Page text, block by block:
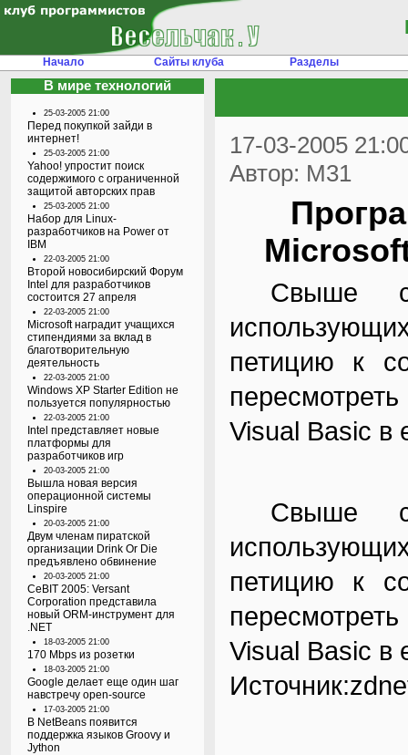
Начало Сайты клуба Разделы
В мире технологий
25-03-2005 21:00
Перед покупкой зайди в
интернет!
25-03-2005 21:00
Yahoo! упростит поиск
содержимого с ограниченной
защитой авторских прав
25-03-2005 21:00
Набор для Linux-
разработчиков на Power от
IBM
22-03-2005 21:00
Второй новосибирский Форум
Intel для разработчиков
состоится 27 апреля
22-03-2005 21:00
Microsoft наградит учащихся
стипендиями за вклад в
благотворительную
деятельность
22-03-2005 21:00
Windows XP Starter Edition не
пользуется популярностью
22-03-2005 21:00
Intel представляет новые
платформы для
разработчиков игр
20-03-2005 21:00
Вышла новая версия
операционной системы
Linspire
20-03-2005 21:00
Двум членам пиратской
организации Drink Or Die
предъявлено обвинение
20-03-2005 21:00
CeBIT 2005: Versant
Corporation представила
новый ORM-инструмент для
.NET
18-03-2005 21:00
170 Mbps из розетки
18-03-2005 21:00
Google делает еще один шаг
навстречу open-source
17-03-2005 21:00
В NetBeans появится
поддержка языков Groovy и
Jython
17-03-2005
Автор: M31
Свыше
петицию к
Visual Basic в
Свыше
петицию к
Visual Basic в